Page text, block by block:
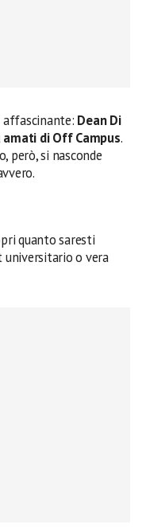
Dean Di
di Off Campus.
si nasconde
quanto saresti
o vera